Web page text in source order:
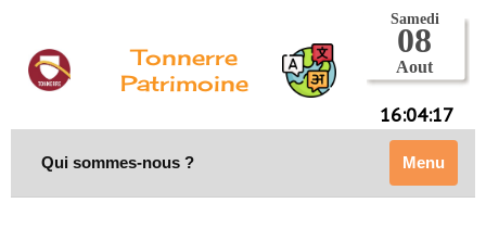
Tonnerre
Patrimoine
16:04:17
Qui sommes-nous ? Menu